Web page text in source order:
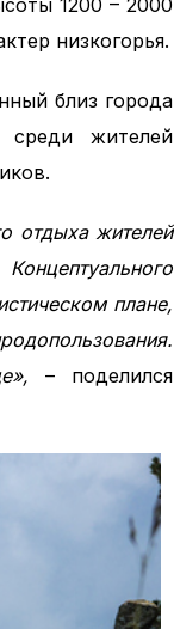
1200 – 2000
низкогорья.
близ города
жителей
отдыха жителей
плане,
– поделился